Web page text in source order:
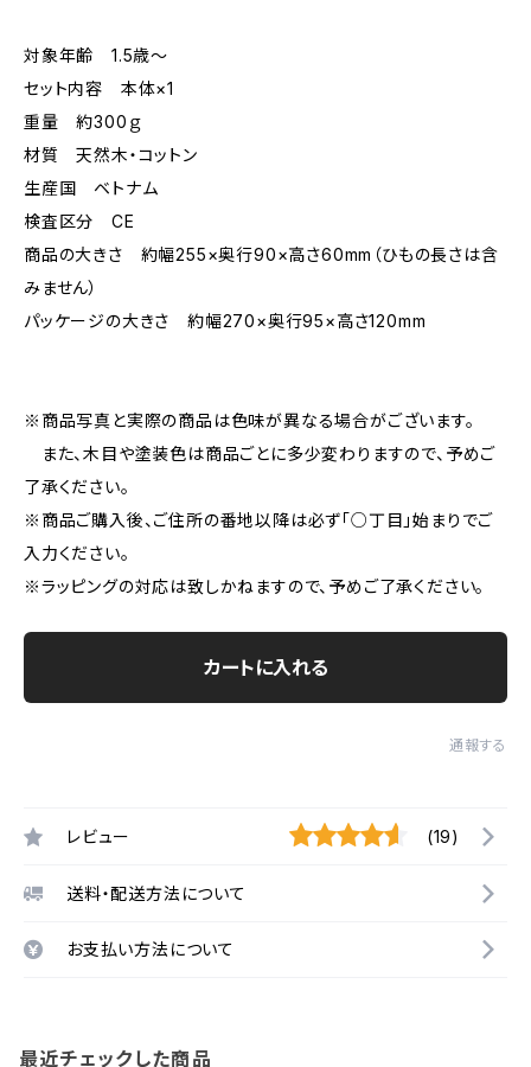
対象年齢 1.5歳〜
セット内容 本体×1
重量 約300ｇ
材質 天然木・コットン
生産国 ベトナム
検査区分 CE
商品の大きさ 約幅255×奥行90×高さ60mm（ひもの長さは含
みません）
パッケージの大きさ 約幅270×奥行95×高さ120mm
※商品写真と実際の商品は色味が異なる場合がございます。
また、木目や塗装色は商品ごとに多少変わりますので、予めご
了承ください。
※商品ご購入後、ご住所の番地以降は必ず「○丁目」始まりでご
入力ください。
※ラッピングの対応は致しかねますので、予めご了承ください。
カートに入れる
通報する
レビュー (19)
送料・配送方法について
お支払い方法について
最近チェックした商品